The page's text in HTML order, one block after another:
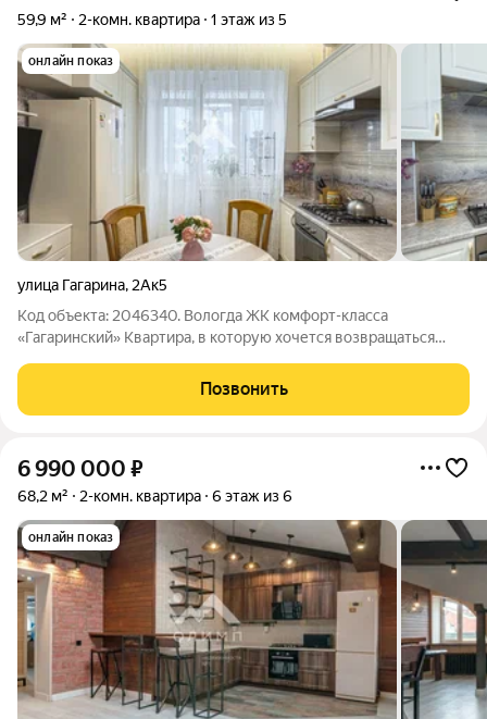
59,9 м² 2-комн. квартира 1 этаж из 5
онлайн показ
улица Гагарина, 2Ак5
Код объекта: 2046340. Вологда ЖК комфорт-класса
«Гагаринский» Квартира, в которую хочется возвращаться
свет. Высокие потолки 3 метра создают объём и ощущение
свободы, которого так не хватает
Позвонить
6 990 000 ₽
68,2 м² 2-комн. квартира 6 этаж из 6
онлайн показ